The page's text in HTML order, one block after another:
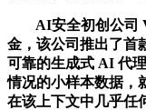
AI安全初创公司
金，该公司推出了首
可靠的生成式 AI 代
情况的小样本数据，
在该上下文中几乎任